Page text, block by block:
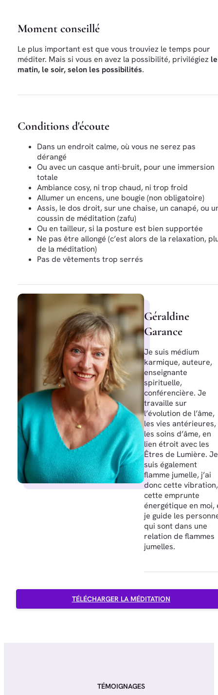
Moment conseillé
Le plus important est que vous trouviez le temps pour
méditer. Mais si vous en avez la possibilité, privilégiez le
matin, le soir, selon les possibilités.
Conditions d'écoute
Dans un endroit calme, où vous ne serez pas
dérangé
Ou avec un casque anti-bruit, pour une immersion
totale
Ambiance cosy, ni trop chaud, ni trop froid
Allumer un encens, une bougie (non obligatoire)
Assis, le dos droit, sur une chaise, un canapé, ou
coussin de méditation (zafu)
Ou en tailleur, si la posture est bien supportée
Ne pas être allongé (c’est alors de la relaxation,
de la méditation)
Pas de vêtements trop serrés
Géraldine
Garance
Je suis médium
karmique, auteure,
enseignante
spirituelle,
conférencière. Je
travaille sur
l’évolution de l’âme,
les vies antérieures,
les soins d’âme, en
lien étroit avec les
Êtres de Lumière. Je
suis également
flamme jumelle, j’ai
donc cette vibration,
cette emprunte
énergétique en moi,
je guide les
qui sont dans une
relation de flammes
jumelles.
TÉLÉCHARGER LA MÉDITATION
TÉMOIGNAGES